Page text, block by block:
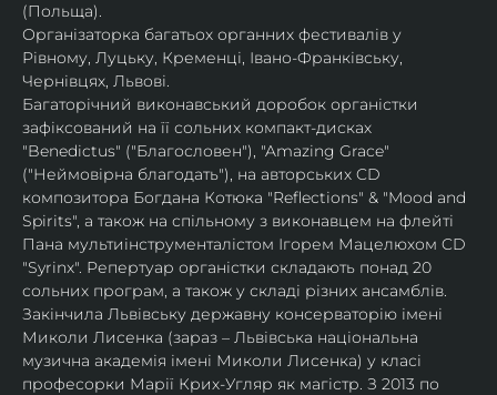
(Польща).
Організаторка багатьох органних фестивалів у
Рівному, Луцьку, Кременці, Івано-Франківську,
Чернівцях, Львові.
Багаторічний виконавський доробок органістки
зафіксований на її сольних компакт-дисках
"Benedictus" ("Благословен"), "Amazing Grace"
("Неймовірна благодать"), на авторських CD
композитора Богдана Котюка "Reflections" & "Mood and
Spirits", а також на спільному з виконавцем на флейті
Пана мультиінструменталістом Ігорем Мацелюхом CD
"Syrinx". Репертуар органістки складають понад 20
сольних програм, а також у складі різних ансамблів.
Закінчила Львівську державну консерваторію імені
Миколи Лисенка (зараз – Львівська національна
музична академія імені Миколи Лисенка) у класі
професорки Марії Крих-Угляр як магістр. З 2013 по